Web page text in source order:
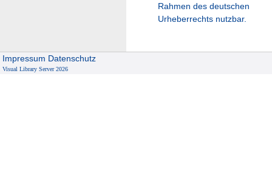
Rahmen des deutschen
Urheberrechts nutzbar.
Impressum Datenschutz
Visual Library Server 2026